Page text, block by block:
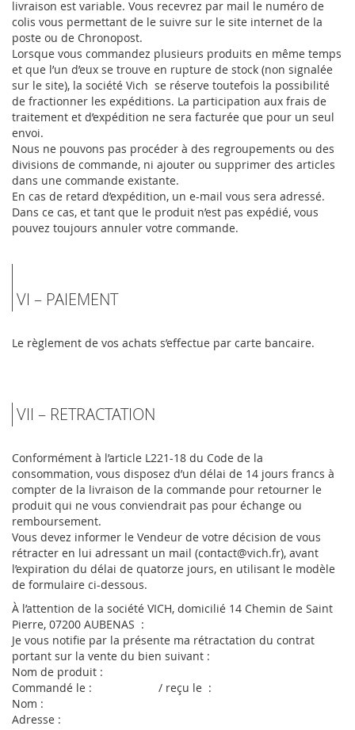
livraison est variable. Vous recevrez par mail le numéro de
colis vous permettant de le suivre sur le site internet de la
poste ou de Chronopost.
Lorsque vous commandez plusieurs produits en même temps
et que l’un d’eux se trouve en rupture de stock (non signalée
sur le site), la société Vich se réserve toutefois la possibilité
de fractionner les expéditions. La participation aux frais de
traitement et d’expédition ne sera facturée que pour un seul
envoi.
Nous ne pouvons pas procéder à des regroupements ou des
divisions de commande, ni ajouter ou supprimer des articles
dans une commande existante.
En cas de retard d’expédition, un e-mail vous sera adressé.
Dans ce cas, et tant que le produit n’est pas expédié, vous
pouvez toujours annuler votre commande.
VI – PAIEMENT
Le règlement de vos achats s’effectue par carte bancaire.
VII – RETRACTATION
Conformément à l’article L221-18 du Code de la
consommation, vous disposez d’un délai de 14 jours francs à
compter de la livraison de la commande pour retourner le
produit qui ne vous conviendrait pas pour échange ou
remboursement.
Vous devez informer le Vendeur de votre décision de vous
rétracter en lui adressant un mail (contact@vich.fr), avant
l’expiration du délai de quatorze jours, en utilisant le modèle
de formulaire ci-dessous.
À l’attention de la société VICH, domicilié 14 Chemin de Saint
Pierre, 07200 AUBENAS :
Je vous notifie par la présente ma rétractation du contrat
portant sur la vente du bien suivant :
Nom de produit :
Commandé le : / reçu le :
Nom :
Adresse :